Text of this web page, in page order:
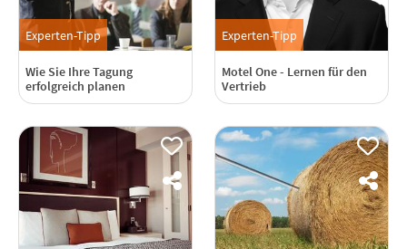
Experten-Tipp
Wie Sie Ihre Tagung
erfolgreich planen
Experten-Tipp
Motel One - Lernen für den
Vertrieb